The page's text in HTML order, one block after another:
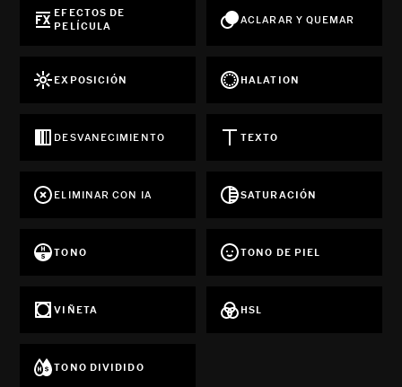
EFECTOS DE
PELÍCULA
ACLARAR Y QUEMAR
EXPOSICIÓN HALATION
DESVANECIMIENTO TEXTO
ELIMINAR CON IA SATURACIÓN
TONO TONO DE PIEL
VIÑETA HSL
TONO DIVIDIDO